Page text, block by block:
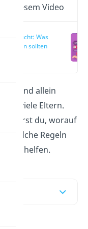
diesem Video
Was
wissen sollten
Kind allein
sich viele Eltern.
erfährst du, worauf
welche Regeln
helfen.